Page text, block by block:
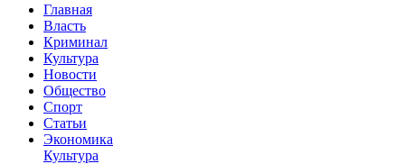
Главная
Власть
Криминал
Культура
Новости
Общество
Спорт
Статьи
Экономика
Культура